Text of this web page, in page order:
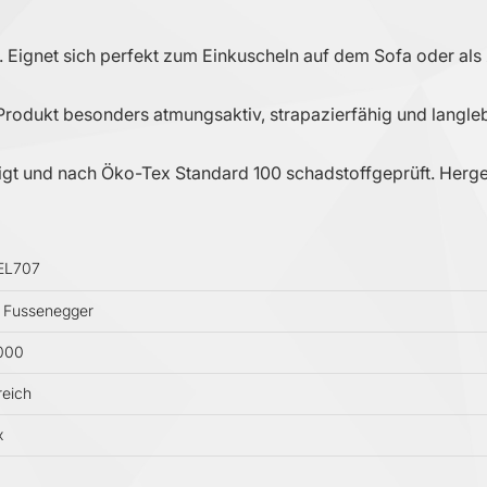
sich perfekt zum Einkuscheln auf dem Sofa oder
besonders atmungsaktiv, strapazierfähig und
und nach Öko-Tex Standard 100 schadstoffgeprüft.